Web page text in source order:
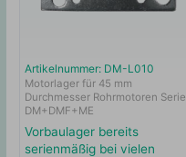
Artikelnummer: DM-L010
Motorlager für 45 mm
Durchmesser Rohrmotoren Serie
DM+DMF+ME
Vorbaulager bereits
serienmäßig bei vielen